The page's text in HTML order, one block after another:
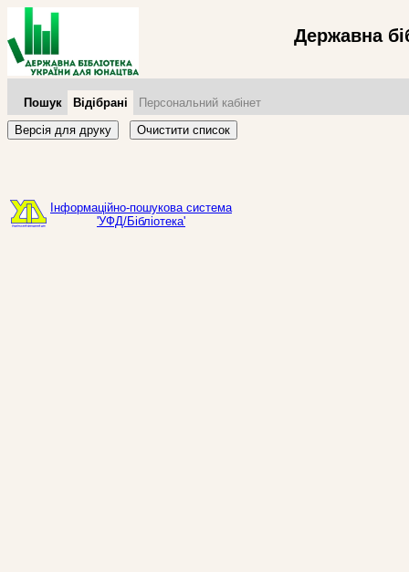
Державна
Пошук Відібрані
Персональний кабінет
Версія для друку
Очистити список
Інформаційно-пошукова система
'УФД/Бібліотека'